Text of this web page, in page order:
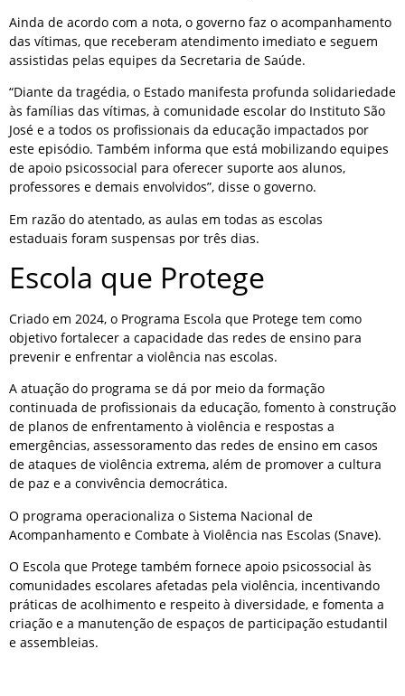
Ainda de acordo com a nota, o governo faz o acompanhamento
das vítimas, que receberam atendimento imediato e seguem
assistidas pelas equipes da Secretaria de Saúde.
“Diante da tragédia, o Estado manifesta profunda solidariedade
às famílias das vítimas, à comunidade escolar do Instituto São
José e a todos os profissionais da educação impactados por
este episódio. Também informa que está mobilizando equipes
de apoio psicossocial para oferecer suporte aos alunos,
professores e demais envolvidos”, disse o governo.
Em razão do atentado, as aulas em todas as escolas
estaduais foram suspensas por três dias.
Escola que Protege
Criado em 2024, o Programa Escola que Protege tem como
objetivo fortalecer a capacidade das redes de ensino para
prevenir e enfrentar a violência nas escolas.
A atuação do programa se dá por meio da formação
continuada de profissionais da educação, fomento à construção
de planos de enfrentamento à violência e respostas a
emergências, assessoramento das redes de ensino em casos
de ataques de violência extrema, além de promover a cultura
de paz e a convivência democrática.
O programa operacionaliza o Sistema Nacional de
Acompanhamento e Combate à Violência nas Escolas (Snave).
O Escola que Protege também fornece apoio psicossocial às
comunidades escolares afetadas pela violência, incentivando
práticas de acolhimento e respeito à diversidade, e fomenta a
criação e a manutenção de espaços de participação estudantil
e assembleias.